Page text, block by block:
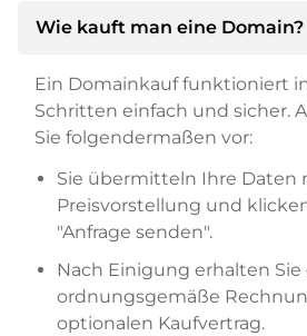
Wie kauft man eine Domain?
Ein Domainkauf funktioniert
Schritten einfach und sicher.
Sie folgendermaßen vor:
Sie übermitteln Ihre Daten
Preisvorstellung und
"Anfrage senden".
Nach Einigung erhalten Sie
ordnungsgemäße
optionalen Kaufvertrag.